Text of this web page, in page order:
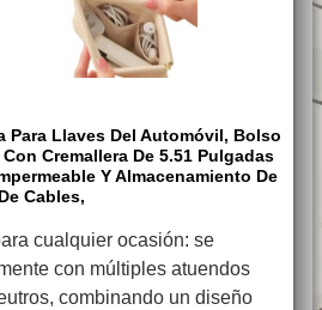
Para Llaves Del Automóvil, Bolso
Cremallera De 5.51 Pulgadas
Y Almacenamiento De
Cables,
cualquier ocasión: se
con múltiples atuendos
combinando un diseño